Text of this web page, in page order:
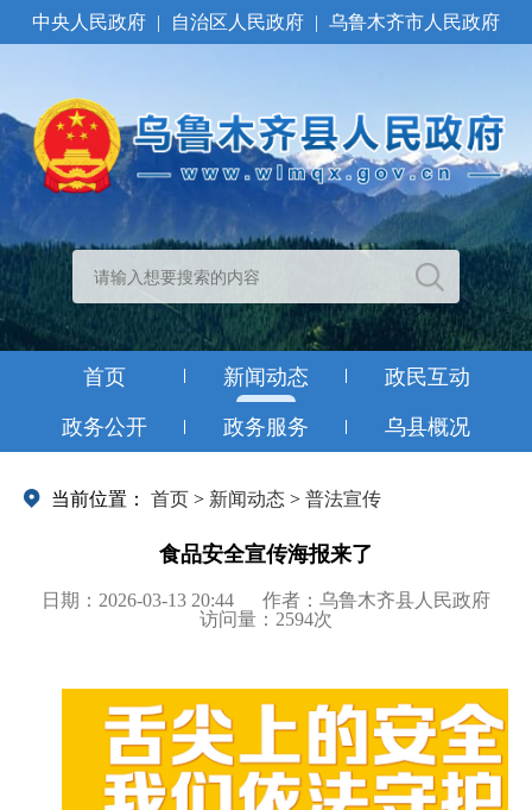
中央人民政府 | 自治区人民政府 | 乌鲁木齐市人民政府
首页 新闻动态 政民互动
政务公开 政务服务 乌县概况
当前位置： 首页 > 新闻动态 > 普法宣传
食品安全宣传海报来了
日期：2026-03-13 20:44
作者：乌鲁木齐县人民政府
访问量： 2594次